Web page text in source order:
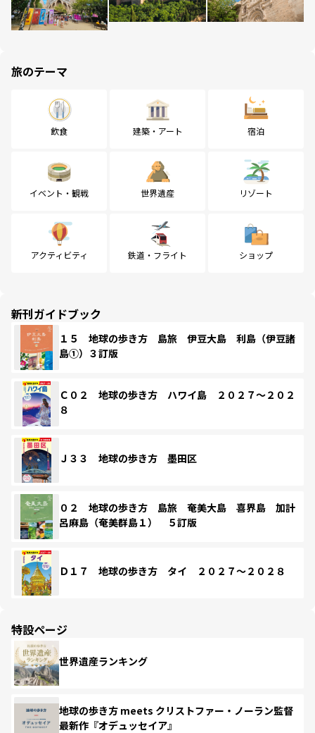
旅のテーマ
飲食 建築・アート 宿泊
イベント・観戦 世界遺産 リゾート
アクティビティ 鉄道・フライト ショップ
新刊ガイドブック
１５ 地球の歩き方 島旅 伊豆大島 利島（伊豆諸
島①）３訂版
Ｃ０２ 地球の歩き方 ハワイ島 ２０２７～２０２
８
Ｊ３３ 地球の歩き方 墨田区
０２ 地球の歩き方 島旅 奄美大島 喜界島 加計
呂麻島（奄美群島１） ５訂版
Ｄ１７ 地球の歩き方 タイ ２０２７～２０２８
特設ページ
世界遺産ランキング
地球の歩き方 meets クリストファー・ノーラン監督
最新作『オデュッセイア』